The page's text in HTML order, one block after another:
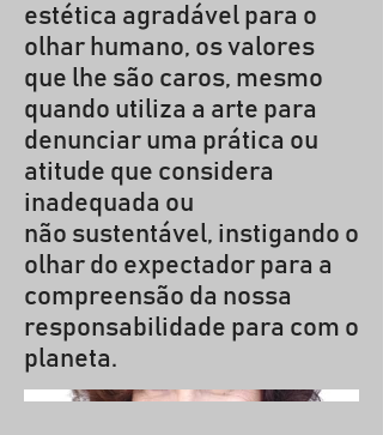
estética agradável para o
olhar humano, os valores
que lhe são caros, mesmo
quando utiliza a arte para
denunciar uma prática ou
atitude que considera
inadequada ou
não sustentável, instigando o
olhar do expectador para a
compreensão da nossa
responsabilidade para com o
planeta.